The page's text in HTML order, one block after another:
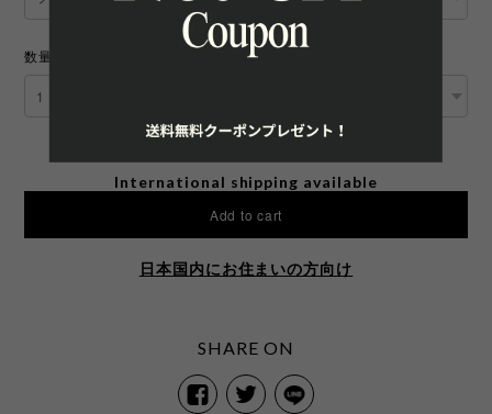
数量
International shipping available
Add to cart
日本国内にお住まいの方向け
SHARE ON